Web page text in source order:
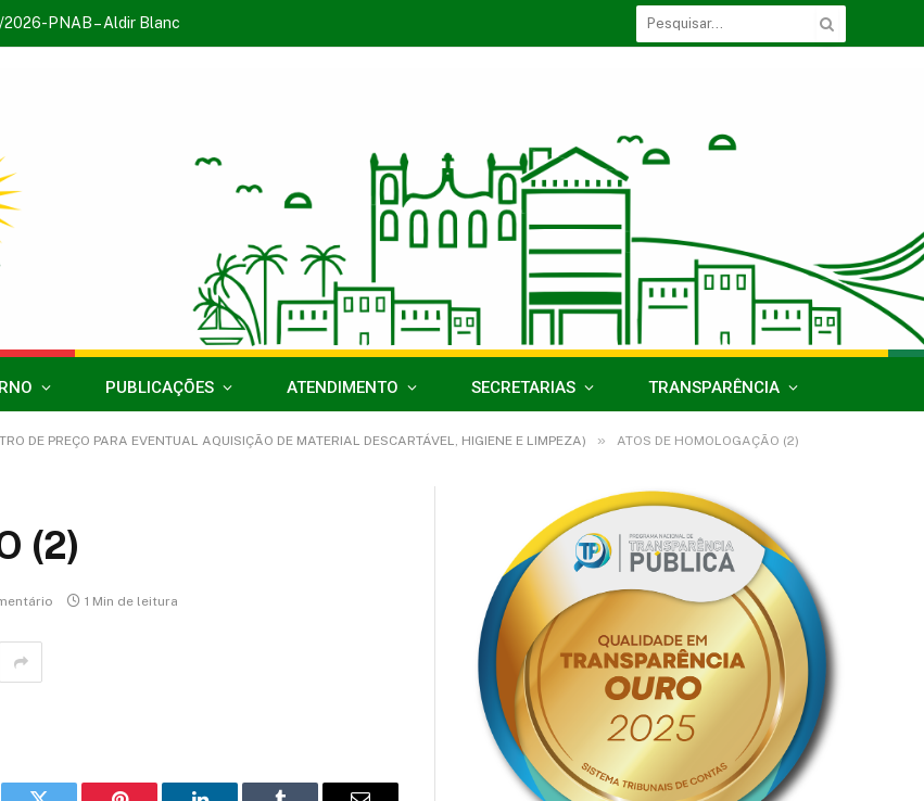
PNAB – Aldir Blanc
PUBLICAÇÕES ATENDIMENTO SECRETARIAS TRANSPARÊNCIA
DE PREÇO PARA EVENTUAL AQUISIÇÃO DE MATERIAL DESCARTÁVEL, HIGIENE E LIMPEZA) » ATOS DE HOMOLOGAÇÃO (2)
(2)
1 Min de leitura